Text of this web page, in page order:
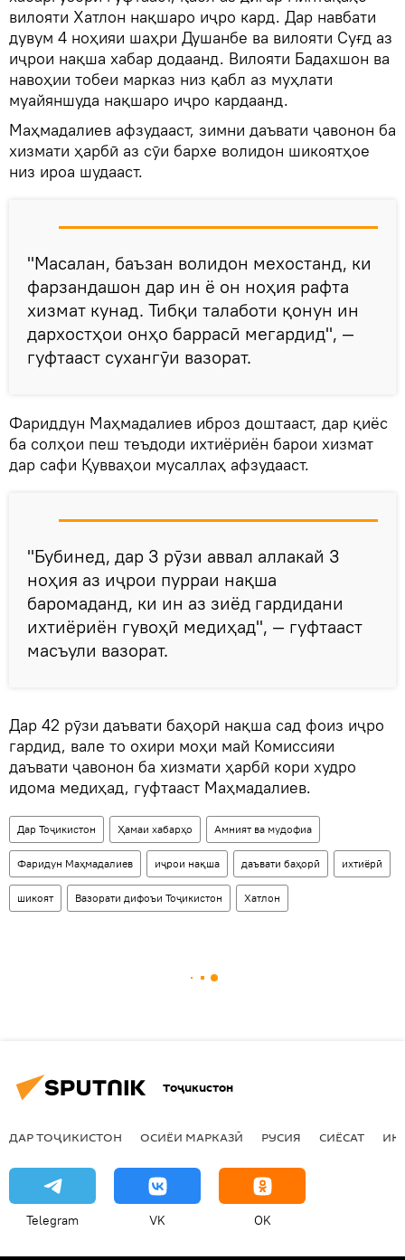
вилояти Хатлон нақшаро иҷро кард. Дар навбати
дувум 4 ноҳияи шаҳри Душанбе ва вилояти Суғд аз
иҷрои нақша хабар додаанд. Вилояти Бадахшон ва
навоҳии тобеи марказ низ қабл аз муҳлати
муайяншуда нақшаро иҷро кардаанд.
Маҳмадалиев афзудааст, зимни даъвати ҷавонон ба
хизмати ҳарбӣ аз сӯи бархе волидон шикоятҳое
низ ироа шудааст.
"Масалан, баъзан волидон мехостанд, ки
фарзандашон дар ин ё он ноҳия рафта
хизмат кунад. Тибқи талаботи қонун ин
дархостҳои онҳо баррасӣ мегардид", —
гуфтааст сухангӯи вазорат.
Фариддун Маҳмадалиев иброз доштааст, дар қиёс
ба солҳои пеш теъдоди ихтиёриён барои хизмат
дар сафи Қувваҳои мусаллаҳ афзудааст.
"Бубинед, дар 3 рӯзи аввал аллакай 3
ноҳия аз иҷрои пурраи нақша
баромаданд, ки ин аз зиёд гардидани
ихтиёриён гувоҳӣ медиҳад", — гуфтааст
масъули вазорат.
Дар 42 рӯзи даъвати баҳорӣ нақша сад фоиз иҷро
гардид, вале то охири моҳи май Комиссияи
даъвати ҷавонон ба хизмати ҳарбӣ кори худро
идома медиҳад, гуфтааст Маҳмадалиев.
Дар Тоҷикистон Ҳамаи хабарҳо Амният ва мудофиа
Фаридун Маҳмадалиев иҷрои нақша даъвати баҳорӣ ихтиёрӣ
шикоят Вазорати дифоъи Тоҷикистон Хатлон
Тоҷикистон
ДАР ТОҶИКИСТОН ОСИЁИ МАРКАЗӢ РУСИЯ СИЁСАТ
Telegram VK OK